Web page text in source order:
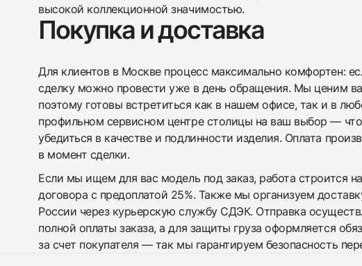
высокой коллекционной значимостью.
Покупка и доставка
Для клиентов в Москве процесс максимально комфортен:
сделку можно провести уже в день обращения. Мы ценим
поэтому готовы встретиться как в нашем офисе, так и в
профильном сервисном центре столицы на ваш выбор —
убедиться в качестве и подлинности изделия. Оплата
в момент сделки.
Если мы ищем для вас модель под заказ, работа строится
договора с предоплатой 25%. Также мы организуем
России через курьерскую службу СДЭК. Отправка
полной оплаты заказа, а для защиты груза оформляется
за счет покупателя — так мы гарантируем безопасность